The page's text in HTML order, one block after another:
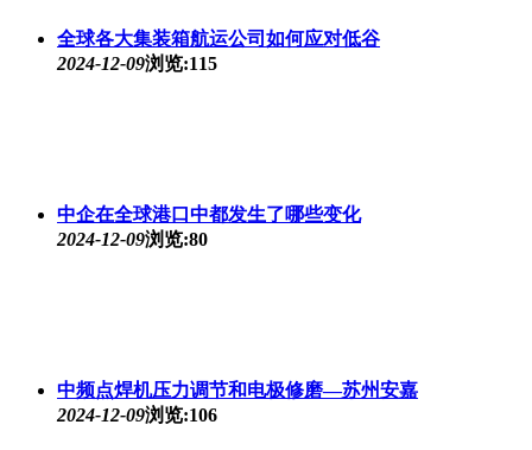
全球各大集装箱航运公司如何应对低谷
2024-12-09浏览:115
中企在全球港口中都发生了哪些变化
2024-12-09浏览:80
中频点焊机压力调节和电极修磨—苏州安嘉
2024-12-09浏览:106